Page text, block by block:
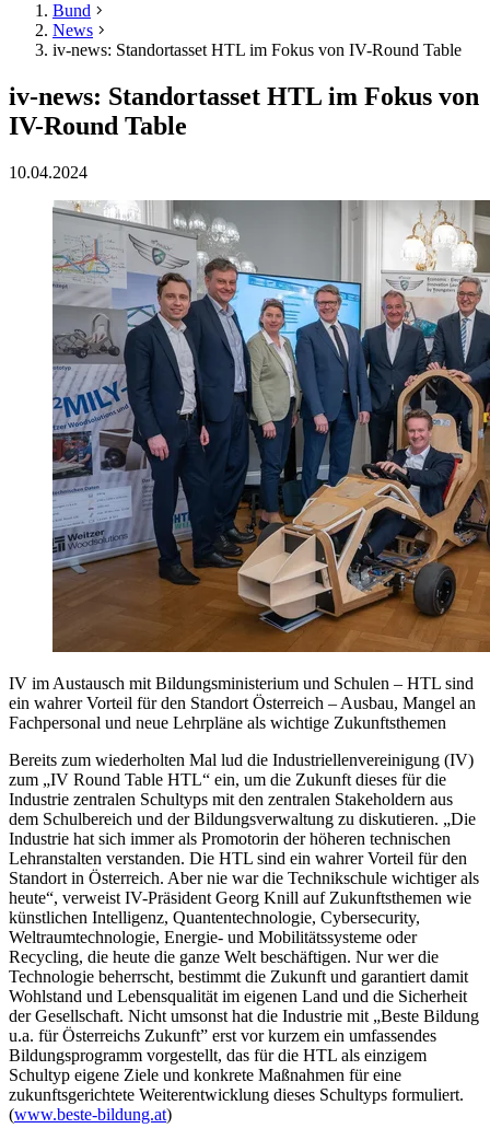
Bund
News
iv-news: Standortasset HTL im Fokus von IV-Round Table
iv-news: Standortasset HTL im Fokus von
IV-Round Table
10.04.2024
IV im Austausch mit Bildungsministerium und Schulen – HTL sind
ein wahrer Vorteil für den Standort Österreich – Ausbau, Mangel an
Fachpersonal und neue Lehrpläne als wichtige Zukunftsthemen
Bereits zum wiederholten Mal lud die Industriellenvereinigung (IV)
zum „IV Round Table HTL“ ein, um die Zukunft dieses für die
Industrie zentralen Schultyps mit den zentralen Stakeholdern aus
dem Schulbereich und der Bildungsverwaltung zu diskutieren. „Die
Industrie hat sich immer als Promotorin der höheren technischen
Lehranstalten verstanden. Die HTL sind ein wahrer Vorteil für den
Standort in Österreich. Aber nie war die Technikschule wichtiger als
heute“, verweist IV-Präsident Georg Knill auf Zukunftsthemen wie
künstlichen Intelligenz, Quantentechnologie, Cybersecurity,
Weltraumtechnologie, Energie- und Mobilitätssysteme oder
Recycling, die heute die ganze Welt beschäftigen. Nur wer die
Technologie beherrscht, bestimmt die Zukunft und garantiert damit
Wohlstand und Lebensqualität im eigenen Land und die Sicherheit
der Gesellschaft. Nicht umsonst hat die Industrie mit „Beste Bildung
u.a. für Österreichs Zukunft” erst vor kurzem ein umfassendes
Bildungsprogramm vorgestellt, das für die HTL als einzigem
Schultyp eigene Ziele und konkrete Maßnahmen für eine
zukunftsgerichtete Weiterentwicklung dieses Schultyps formuliert.
(www.beste-bildung.at)